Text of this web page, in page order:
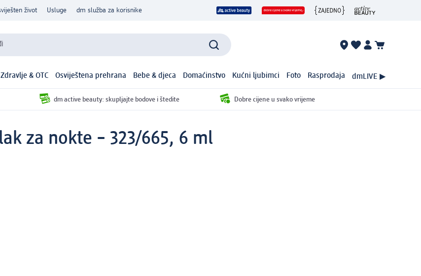
život Usluge dm služba za korisnike
Zdravlje & OTC Osviještena prehrana Bebe & djeca Domaćinstvo Kućni ljubimci Foto Rasprodaja dmLIVE ▶
dm active beauty: skupljajte bodove i štedite Dobre cijene u svako vrijeme
za nokte – 323/665, 6 ml